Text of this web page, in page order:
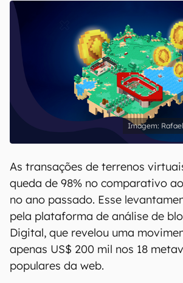
As transações de terrenos
queda de 98% no comparativo
no ano passado. Esse
pela plataforma de análise de
Digital, que revelou uma
apenas US$ 200 mil nos 18
populares da web.